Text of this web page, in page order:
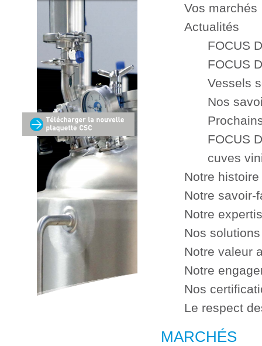
Vos marchés
Actualités
FOCUS
FOCUS
Vessels
Nos
FOCUS
cuves
Notre histoire
Notre savoir-
Notre
Nos solutions
Notre valeur
Notre
Nos
Le respect
MARCHÉS